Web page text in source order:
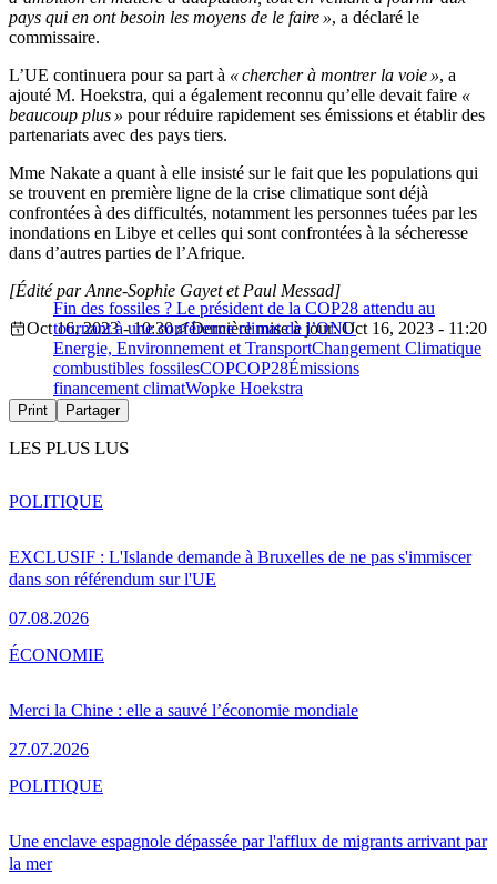
pays qui en ont besoin les moyens de le faire », a déclaré le
commissaire.
L’UE continuera pour sa part à « chercher à montrer la voie », a
ajouté M. Hoekstra, qui a également reconnu qu’elle devait faire «
beaucoup plus » pour réduire rapidement ses émissions et établir des
partenariats avec des pays tiers.
Mme Nakate a quant à elle insisté sur le fait que les populations qui
se trouvent en première ligne de la crise climatique sont déjà
confrontées à des difficultés, notamment les personnes tuées par les
inondations en Libye et celles qui sont confrontées à la sécheresse
dans d’autres parties de l’Afrique.
Fin des fossiles ? Le président de la COP28 attendu au
tournant à une conférence climat de l’ONU
[Édité par Anne-Sophie Gayet et Paul Messad]
Oct 16, 2023 - 10:30
Dernière mise à jour: Oct 16, 2023 - 11:20
Energie, Environnement et TransportChangement Climatique
combustibles fossilesCOPCOP28Émissions
financement climatWopke Hoekstra
Print Partager
LES PLUS LUS
EXCLUSIF : L'Islande demande à Bruxelles de ne pas s'immiscer
dans son référendum sur l'UE
07.08.2026
POLITIQUE
Merci la Chine : elle a sauvé l’économie mondiale
27.07.2026
ÉCONOMIE
Une enclave espagnole dépassée par l'afflux de migrants arrivant par
la mer
POLITIQUE